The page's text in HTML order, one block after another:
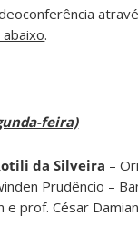
abaixo.
feira)
da Silveira –
Prudêncio –
e prof. César Damian